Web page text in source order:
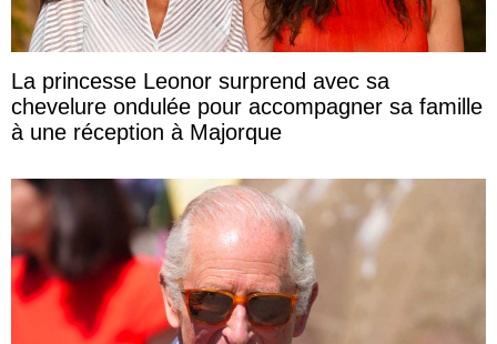
La princesse Leonor surprend avec sa
chevelure ondulée pour accompagner sa famille
à une réception à Majorque